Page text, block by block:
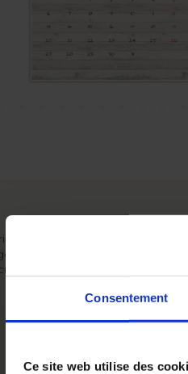
Consentement
Ce site web utilise des
photo est idéal pour ceux qui
convient pour chaque intérieur,
le calendrier qui vous fera